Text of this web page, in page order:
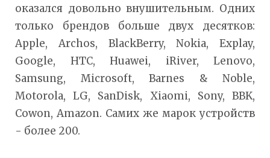
оказался довольно внушительным. Одних
только брендов больше двух десятков:
Apple, Archos, BlackBerry, Nokia, Explay,
Google, HTC, Huawei, iRiver, Lenovo,
Samsung, Microsoft, Barnes & Noble,
Motorola, LG, SanDisk, Xiaomi, Sony, BBK,
Cowon, Amazon. Самих же марок устройств
- более 200.